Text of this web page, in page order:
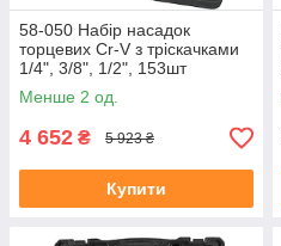
58-050 Набір насадок
торцевих Cr-V з тріскачками
1/4", 3/8", 1/2", 153шт
Менше 2 од.
4 652 ₴ 5 923 ₴
Купити